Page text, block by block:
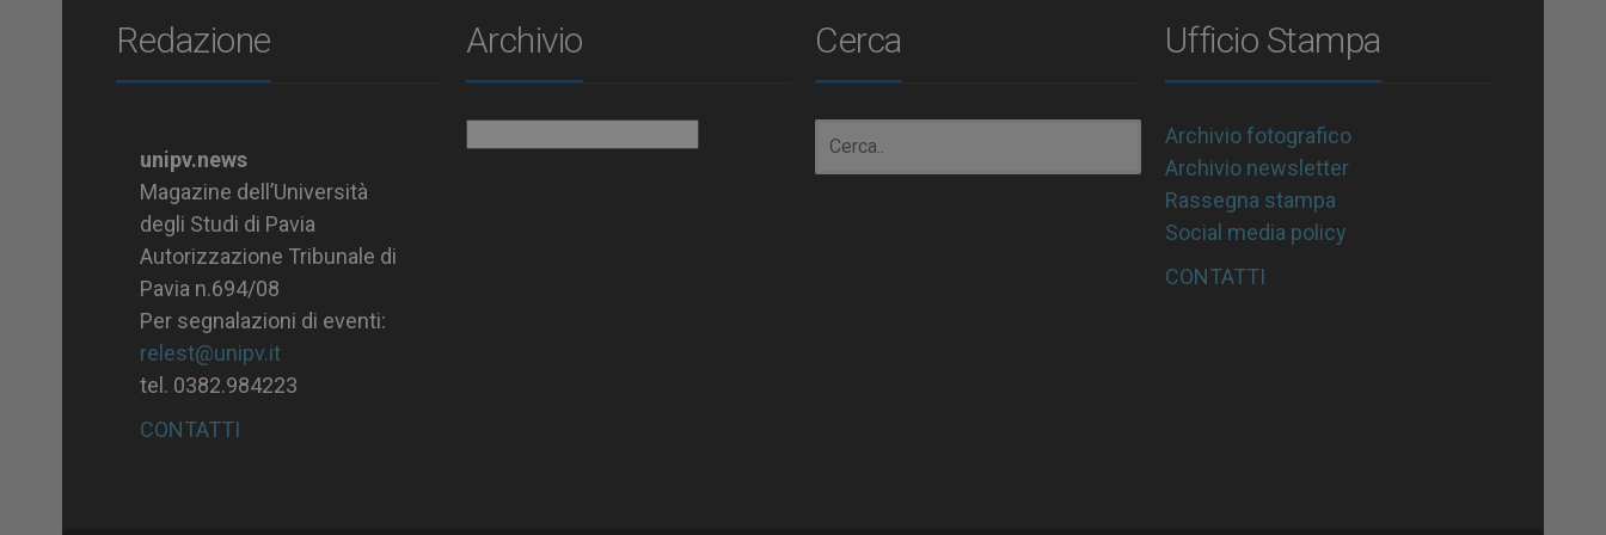
Redazione
unipv.news
Magazine dell’Università
degli Studi di Pavia
Autorizzazione Tribunale di
Pavia n.694/08
Per segnalazioni di eventi:
relest@unipv.it
tel. 0382.984223
CONTATTI
Archivio Cerca Ufficio Stampa
Archivio fotografico
Archivio newsletter
Rassegna stampa
Social media policy
CONTATTI